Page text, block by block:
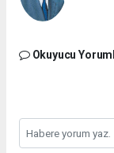
Okuyucu